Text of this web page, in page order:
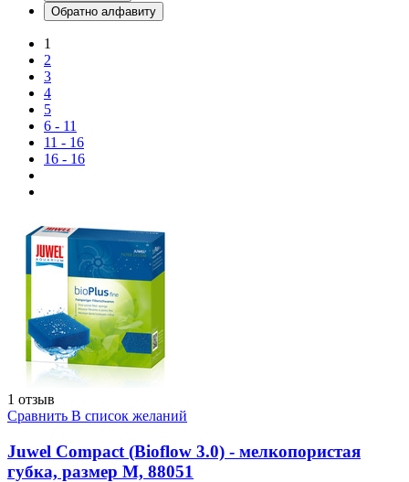
Обратно алфавиту
1
2
3
4
5
6 - 11
11 - 16
16 - 16
1 отзыв
Сравнить В список желаний
Juwel Compact (Bioflow 3.0) - мелкопористая
губка, размер M, 88051